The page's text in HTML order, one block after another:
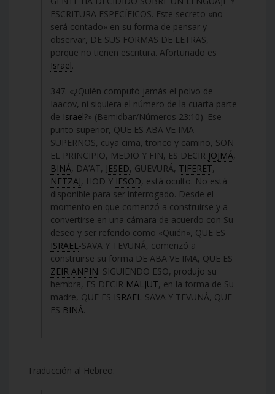
ESCRITURA ESPECÍFICOS. Este secreto «no
será contado» en su forma de pensar y
observar, DE SUS FORMAS DE LETRAS,
porque no tienen escritura. Afortunado es
Israel.
347. «¿Quién computó jamás el polvo de
Iaacov, ni siquiera el número de la cuarta parte
de Israel?» (Bemidbar/Números 23:10). Ese
punto superior, QUE ES ABA VE IMA
SUPERNOS, cuya cima, tronco y camino, SON
EL PRINCIPIO, MEDIO Y FIN, ES DECIR JOJMÁ,
BINÁ, DA’AT, JESED, GUEVURÁ, TIFERET,
NETZAJ, HOD Y IESOD, está oculto. No está
disponible para ser interrogado. Desde el
momento en que comenzó a construirse y a
convertirse en una cámara de acuerdo con Su
deseo y ser referido como «Quién», QUE ES
ISRAEL-SAVA Y TEVUNÁ, comenzó a
construirse su forma DE ABA VE IMA, QUE ES
ZEIR ANPIN. SIGUIENDO ESO, produjo su
hembra, ES DECIR MALJUT, en la forma de Su
madre, QUE ES ISRAEL-SAVA Y TEVUNÁ, QUE
ES BINÁ.
Traducción al Hebreo: